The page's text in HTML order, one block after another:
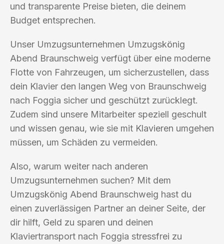
und transparente Preise bieten, die deinem
Budget entsprechen.
Unser Umzugsunternehmen Umzugskönig
Abend Braunschweig verfügt über eine moderne
Flotte von Fahrzeugen, um sicherzustellen, dass
dein Klavier den langen Weg von Braunschweig
nach Foggia sicher und geschützt zurücklegt.
Zudem sind unsere Mitarbeiter speziell geschult
und wissen genau, wie sie mit Klavieren umgehen
müssen, um Schäden zu vermeiden.
Also, warum weiter nach anderen
Umzugsunternehmen suchen? Mit dem
Umzugskönig Abend Braunschweig hast du
einen zuverlässigen Partner an deiner Seite, der
dir hilft, Geld zu sparen und deinen
Klaviertransport nach Foggia stressfrei zu